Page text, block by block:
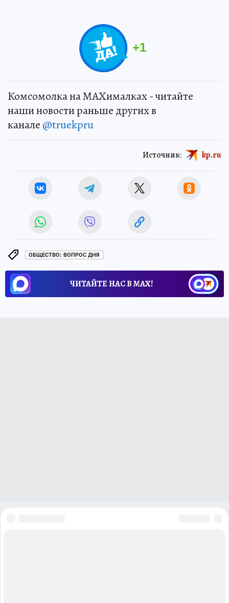
+1
Комсомолка на MAXималках - читайте
наши новости раньше других в
канале @truekpru
Источник: kp.ru
ОБЩЕСТВО: ВОПРОС ДНЯ
ЧИТАЙТЕ НАС В МАХ!